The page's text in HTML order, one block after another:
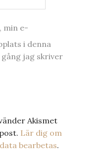
min e-
i denna
jag skriver
Akismet
Lär dig om
bearbetas.